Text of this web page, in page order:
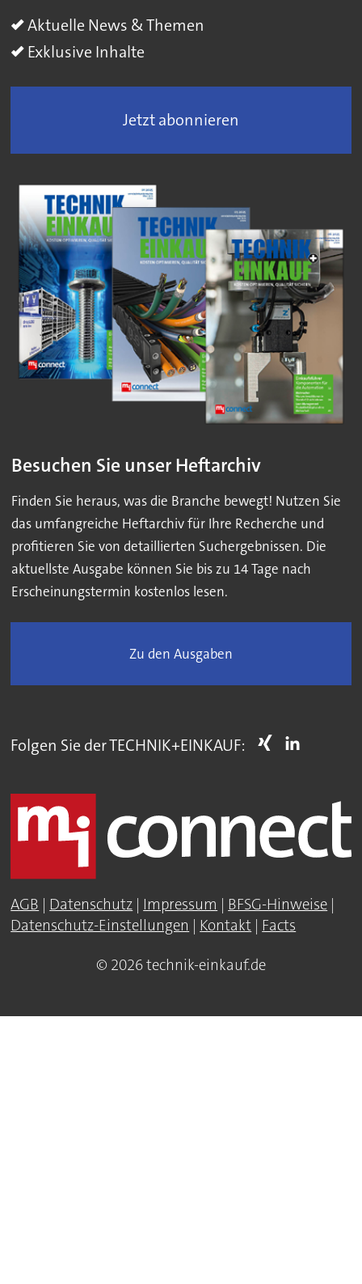
Aktuelle News & Themen
Exklusive Inhalte
Jetzt abonnieren
Besuchen Sie unser Heftarchiv
Finden Sie heraus, was die Branche bewegt! Nutzen Sie
das umfangreiche Heftarchiv für Ihre Recherche und
profitieren Sie von detaillierten Suchergebnissen. Die
aktuellste Ausgabe können Sie bis zu 14 Tage nach
Erscheinungstermin kostenlos lesen.
Zu den Ausgaben
Folgen Sie der TECHNIK+EINKAUF:
AGB | Datenschutz | Impressum | BFSG-Hinweise |
Datenschutz-Einstellungen | Kontakt | Facts
© 2026 technik-einkauf.de